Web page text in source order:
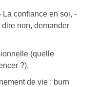
La confiance en soi, -
dire non, demander
(quelle
?),
de vie : burn